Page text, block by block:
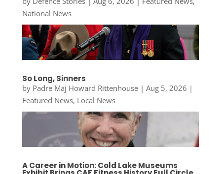
National News
So Long, Sinners
by Padre Maj Howard Rittenhouse| Aug 5, 2026 |
Featured News, Local News
A Career in Motion: Cold Lake Museums